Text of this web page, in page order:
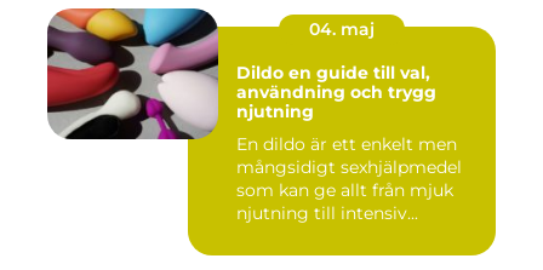
04. maj
Dildo en guide till val,
användning och trygg
njutning
En dildo är ett enkelt men
mångsidigt sexhjälpmedel
som kan ge allt från mjuk
njutning till intensiv...